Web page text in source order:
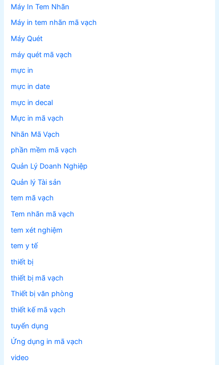
Máy In Tem Nhãn
Máy in tem nhãn mã vạch
Máy Quét
máy quét mã vạch
mực in
mực in date
mực in decal
Mực in mã vạch
Nhãn Mã Vạch
phần mềm mã vạch
Quản Lý Doanh Nghiệp
Quản lý Tài sản
tem mã vạch
Tem nhãn mã vạch
tem xét nghiệm
tem y tế
thiết bị
thiết bị mã vạch
Thiết bị văn phòng
thiết kế mã vạch
tuyển dụng
Ứng dụng in mã vạch
video